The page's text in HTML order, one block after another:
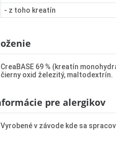
- z toho kreatín
CreaBASE 69 % (kreatín
čierny oxid železitý, maltodextrín.
pre alergikov
Vyrobené v závode kde sa